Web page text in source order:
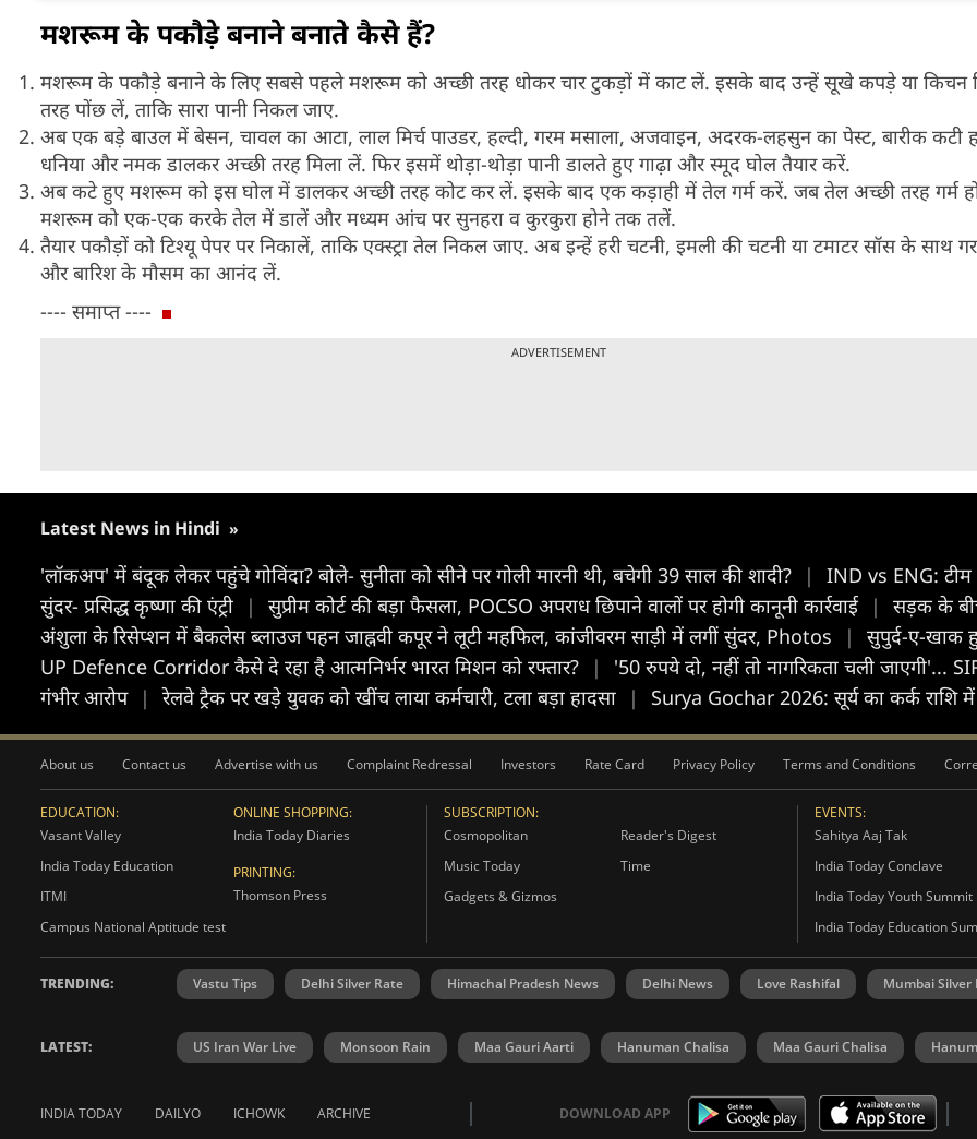
मशरूम के पकौड़े बनाने बनाते कैसे हैं?
मशरूम के पकौड़े बनाने के लिए सबसे पहले मशरूम को अच्छी तरह धोकर चार टुकड़ों में काट लें. इसके बाद उन्हें सूखे कपड़े या किचन
तरह पोंछ लें, ताकि सारा पानी निकल जाए.
अब एक बड़े बाउल में बेसन, चावल का आटा, लाल मिर्च पाउडर, हल्दी, गरम मसाला, अजवाइन, अदरक-लहसुन का पेस्ट, बारीक कटी
धनिया और नमक डालकर अच्छी तरह मिला लें. फिर इसमें थोड़ा-थोड़ा पानी डालते हुए गाढ़ा और स्मूद घोल तैयार करें.
अब कटे हुए मशरूम को इस घोल में डालकर अच्छी तरह कोट कर लें. इसके बाद एक कड़ाही में तेल गर्म करें. जब तेल अच्छी तरह गर्म
मशरूम को एक-एक करके तेल में डालें और मध्यम आंच पर सुनहरा व कुरकुरा होने तक तलें.
तैयार पकौड़ों को टिश्यू पेपर पर निकालें, ताकि एक्स्ट्रा तेल निकल जाए. अब इन्हें हरी चटनी, इमली की चटनी या टमाटर सॉस के साथ
और बारिश के मौसम का आनंद लें.
---- समाप्त ----
ADVERTISEMENT
Latest News in Hindi »
'लॉकअप' में बंदूक लेकर पहुंचे गोविंदा? बोले- सुनीता को सीने पर गोली मारनी थी, बचेगी 39 साल की शादी? |
IND vs ENG: टीम
सुंदर- प्रस‍िद्ध कृष्णा की एंट्री
| सुप्रीम कोर्ट की बड़ा फैसला, POCSO अपराध छिपाने वालों पर होगी कानूनी कार्रवाई | सड़क के
अंशुला के रिसेप्शन में बैकलेस ब्लाउज पहन जाह्नवी कपूर ने लूटी महफिल, कांजीवरम साड़ी में लगीं सुंदर, Photos
| सुपुर्द-ए-खाक
UP Defence Corridor कैसे दे रहा है आत्मनिर्भर भारत मिशन को रफ्तार?
|
'50 रुपये दो, नहीं तो नागरिकता चली जाएगी'...
गंभीर आरोप | रेलवे ट्रैक पर खड़े युवक को खींच लाया कर्मचारी, टला बड़ा हादसा | Surya Gochar 2026: सूर्य का कर्क राशि
About us Contact us Advertise with us Complaint Redressal Investors Rate Card Privacy Policy Terms and Conditions
EDUCATION:
Vasant Valley
India Today Education
ITMI
Campus National Aptitude test
ONLINE SHOPPING:
India Today Diaries
PRINTING:
Thomson Press
SUBSCRIPTION:
Cosmopolitan
Reader's Digest
Music Today
Time
Gadgets & Gizmos
EVENTS:
Sahitya Aaj Tak
India Today Conclave
India Today Youth Summit
India Today Education
TRENDING: Vastu Tips Delhi Silver Rate Himachal Pradesh News Delhi News Love Rashifal Mumbai Silver
LATEST: US Iran War Live Monsoon Rain Maa Gauri Aarti Hanuman Chalisa Maa Gauri Chalisa
INDIA TODAY DAILYO ICHOWK ARCHIVE DOWNLOAD APP